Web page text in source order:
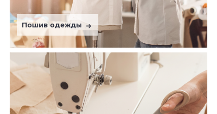
Пошив одежды